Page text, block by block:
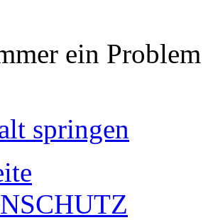
ein Problem
springen